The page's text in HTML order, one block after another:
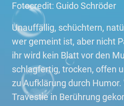
Fotocredit: Guido Schröder
Unauffällig, schüchtern,
wer gemeint ist, aber nicht
ihr wird kein Blatt vor den
schlagfertig, trocken, offen
zu Aufklärung durch
Travestie in Berührung